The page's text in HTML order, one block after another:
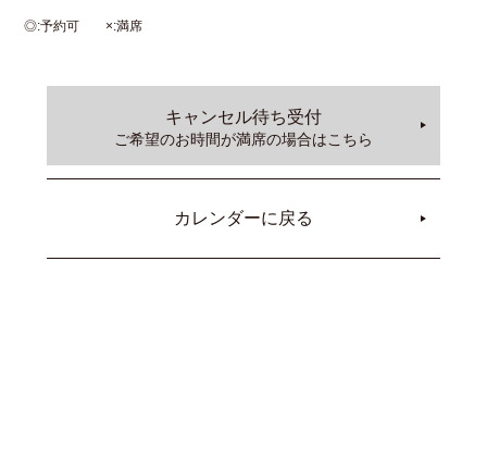
◎ 予約可 × 満席
キャンセル待ち受付
ご希望のお時間が満席の場合はこちら
カレンダーに戻る